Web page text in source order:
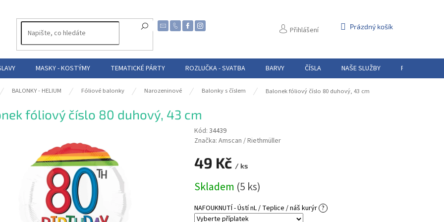
Přihlášení
NÁKUPNÍ
Prázdný košík
MASKY - KOSTÝMY TEMATICKÉ PÁRTY ROZLUČKA - SVATBA BARVY ČÍSLA NAŠE SLUŽBY PŮJČOVNA
BALONKY - HELIUM Fóliové balonky Narozeninové Balonky s číslem Balonek fóliový číslo 80 duhový, 43 cm
fóliový číslo 80 duhový, 43 cm
Kód: 34439
Značka: Amscan / Riethmüller
49 Kč / ks
cena:
Skladem (5 ks)
NAFOUKNUTÍ - Ústí nL / Teplice / náš kurýr ?